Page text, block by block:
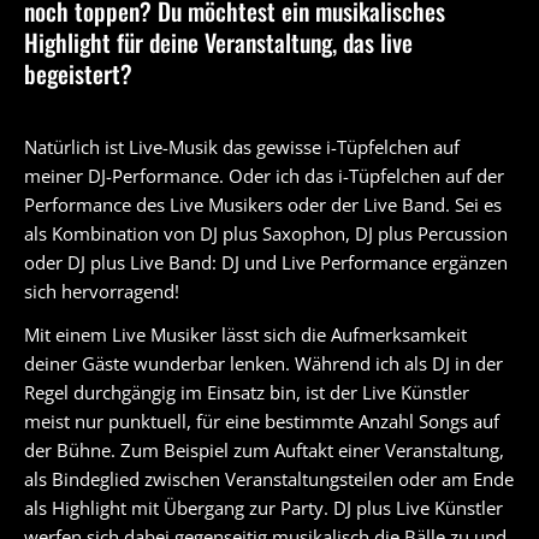
noch toppen? Du möchtest ein musikalisches
Highlight für deine Veranstaltung, das live
begeistert?
Natürlich ist Live-Musik das gewisse i-Tüpfelchen auf
meiner DJ-Performance. Oder ich das i-Tüpfelchen auf der
Performance des Live Musikers oder der Live Band. Sei es
als Kombination von DJ plus Saxophon, DJ plus Percussion
oder DJ plus Live Band: DJ und Live Performance ergänzen
sich hervorragend!
Mit einem Live Musiker lässt sich die Aufmerksamkeit
deiner Gäste wunderbar lenken. Während ich als DJ in der
Regel durchgängig im Einsatz bin, ist der Live Künstler
meist nur punktuell, für eine bestimmte Anzahl Songs auf
der Bühne. Zum Beispiel zum Auftakt einer Veranstaltung,
als Bindeglied zwischen Veranstaltungsteilen oder am Ende
als Highlight mit Übergang zur Party. DJ plus Live Künstler